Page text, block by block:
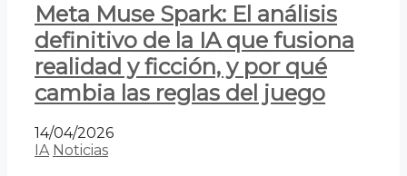
Meta Muse Spark: El análisis
definitivo de la IA que fusiona
realidad y ficción, y por qué
cambia las reglas del juego
14/04/2026
IA Noticias